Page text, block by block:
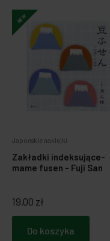
Japońskie naklejki
Zakładki indeksujące-
mame fusen - Fuji San
19,00 zł
Do koszyka
NEW